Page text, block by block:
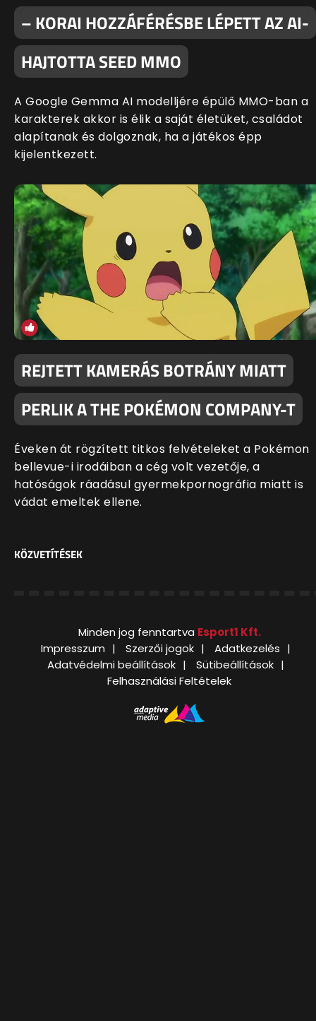
– KORAI HOZZÁFÉRÉSBE LÉPETT AZ AI-
HAJTOTTA SEED MMO
A Google Gemma AI modelljére épülő MMO-ban a
karakterek akkor is élik a saját életüket, családot
alapítanak és dolgoznak, ha a játékos épp
kijelentkezett.
REJTETT KAMERÁS BOTRÁNY MIATT
PERLIK A THE POKÉMON COMPANY-T
Éveken át rögzített titkos felvételeket a Pokémon
bellevue-i irodáiban a cég volt vezetője, a
hatóságok ráadásul gyermekpornográfia miatt is
vádat emeltek ellene.
KÖZVETÍTÉSEK
Minden jog fenntartva Esport1 Kft.
Impresszum
Szerzői jogok
Adatkezelés
Adatvédelmi beállítások
Sütibeállítások
Felhasználási Feltételek